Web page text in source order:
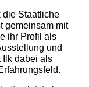
die Staatliche
gemeinsam mit
ihr Profil als
und
Ilk dabei als